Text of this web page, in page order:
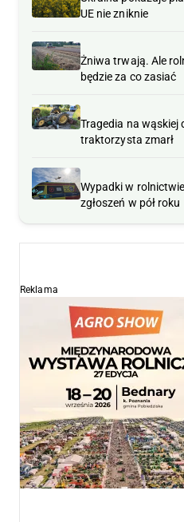
UE nie zniknie
Żniwa trwają. Ale
będzie za co zasiać
Tragedia na wąskiej
traktorzysta zmarł
Wypadki w
zgłoszeń w pół roku
Reklama